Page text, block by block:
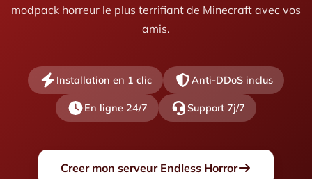
modpack horreur le plus terrifiant de Minecraft avec vos
amis.
Installation en 1 clic Anti-DDoS inclus
En ligne 24/7 Support 7j/7
Creer mon serveur Endless Horror